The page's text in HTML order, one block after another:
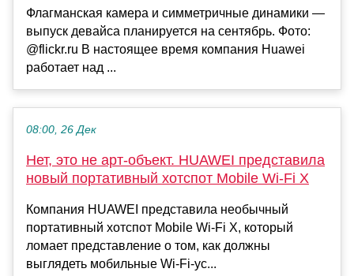
Флагманская камера и симметричные динамики —
выпуск девайса планируется на сентябрь. Фото:
@flickr.ru В настоящее время компания Huawei
работает над ...
08:00, 26 Дек
Нет, это не арт-объект. HUAWEI представила
новый портативный хотспот Mobile Wi-Fi X
Компания HUAWEI представила необычный
портативный хотспот Mobile Wi-Fi X, который
ломает представление о том, как должны
выглядеть мобильные Wi-Fi-ус...